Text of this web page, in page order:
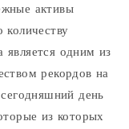
активы
одним из
рекордов на
день
из которых